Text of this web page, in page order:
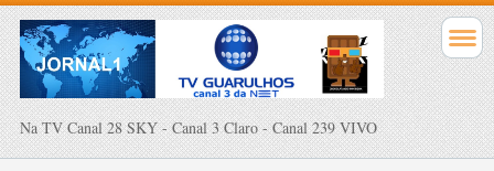
Na TV Canal 28 SKY - Canal 3 Claro - Canal 239 VIVO